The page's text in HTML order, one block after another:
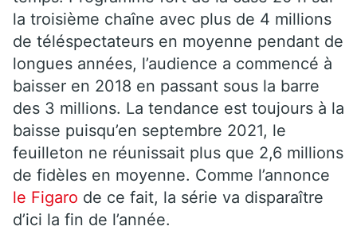
la troisième chaîne avec plus de 4 millions
de téléspectateurs en moyenne pendant de
longues années, l’audience a commencé à
baisser en 2018 en passant sous la barre
des 3 millions. La tendance est toujours à la
baisse puisqu’en septembre 2021, le
feuilleton ne réunissait plus que 2,6 millions
de fidèles en moyenne. Comme l’annonce
le Figaro de ce fait, la série va disparaître
d’ici la fin de l’année.